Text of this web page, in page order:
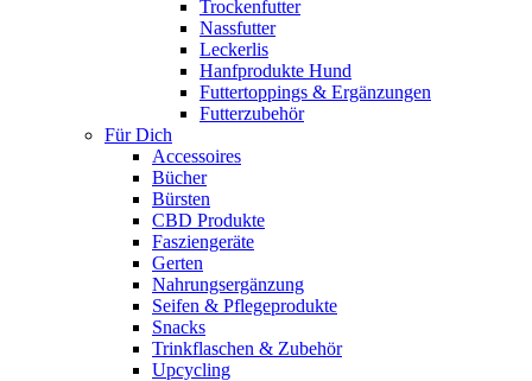
Trockenfutter
Nassfutter
Leckerlis
Hanfprodukte Hund
Futtertoppings & Ergänzungen
Futterzubehör
Für Dich
Accessoires
Bücher
Bürsten
CBD Produkte
Fasziengeräte
Gerten
Nahrungsergänzung
Seifen & Pflegeprodukte
Snacks
Trinkflaschen & Zubehör
Upcycling